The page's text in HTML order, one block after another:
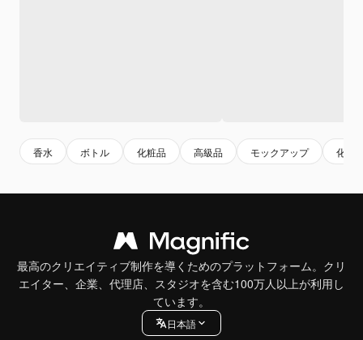
香水 ボトル 化粧品 高級品 モックアップ 化粧
最高のクリエイティブ制作を導くためのプラットフォーム。クリ
エイター、企業、代理店、スタジオを含む100万人以上が利用し
ています。
日本語